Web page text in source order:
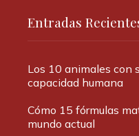
Entradas
Los 10 animales con
capacidad humana
Cómo 15 fórmulas
mundo actual